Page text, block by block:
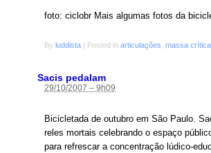
foto: ciclobr Mais algumas fotos da
By luddista | Posted in articulações massa crítica
Sacis pedalam
29/10/2007 – 9h09
Bicicletada de outubro em São Paulo.
reles mortais celebrando o espaço
para refrescar a concentração lúdico-